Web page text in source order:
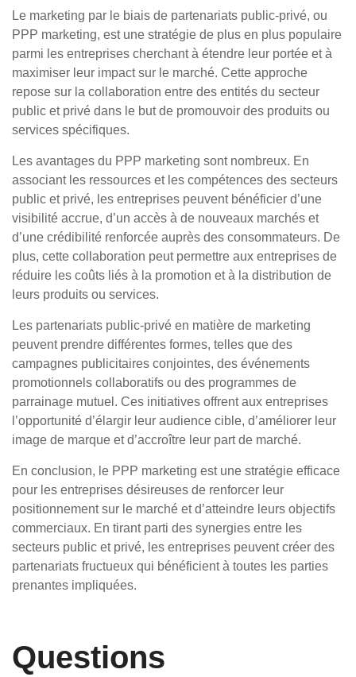
Le marketing par le biais de partenariats public-privé, ou
PPP marketing, est une stratégie de plus en plus populaire
parmi les entreprises cherchant à étendre leur portée et à
maximiser leur impact sur le marché. Cette approche
repose sur la collaboration entre des entités du secteur
public et privé dans le but de promouvoir des produits ou
services spécifiques.
Les avantages du PPP marketing sont nombreux. En
associant les ressources et les compétences des secteurs
public et privé, les entreprises peuvent bénéficier d’une
visibilité accrue, d’un accès à de nouveaux marchés et
d’une crédibilité renforcée auprès des consommateurs. De
plus, cette collaboration peut permettre aux entreprises de
réduire les coûts liés à la promotion et à la distribution de
leurs produits ou services.
Les partenariats public-privé en matière de marketing
peuvent prendre différentes formes, telles que des
campagnes publicitaires conjointes, des événements
promotionnels collaboratifs ou des programmes de
parrainage mutuel. Ces initiatives offrent aux entreprises
l’opportunité d’élargir leur audience cible, d’améliorer leur
image de marque et d’accroître leur part de marché.
En conclusion, le PPP marketing est une stratégie efficace
pour les entreprises désireuses de renforcer leur
positionnement sur le marché et d’atteindre leurs objectifs
commerciaux. En tirant parti des synergies entre les
secteurs public et privé, les entreprises peuvent créer des
partenariats fructueux qui bénéficient à toutes les parties
prenantes impliquées.
Questions